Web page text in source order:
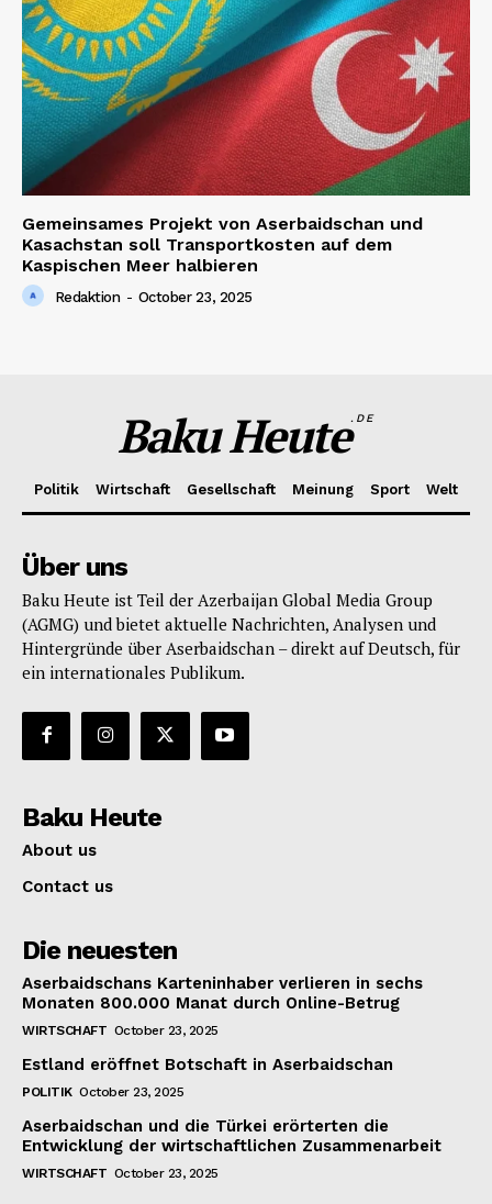
Gemeinsames Projekt von Aserbaidschan und
Kasachstan soll Transportkosten auf dem
Kaspischen Meer halbieren
Redaktion - October 23, 2025
Baku Heute.DE
Politik Wirtschaft Gesellschaft Meinung Sport Welt
Über uns
Baku Heute ist Teil der Azerbaijan Global Media Group
(AGMG) und bietet aktuelle Nachrichten, Analysen und
Hintergründe über Aserbaidschan – direkt auf Deutsch, für
ein internationales Publikum.
Baku Heute
About us
Contact us
Die neuesten
Aserbaidschans Karteninhaber verlieren in sechs
Monaten 800.000 Manat durch Online-Betrug
WIRTSCHAFT October 23, 2025
Estland eröffnet Botschaft in Aserbaidschan
POLITIK October 23, 2025
Aserbaidschan und die Türkei erörterten die
Entwicklung der wirtschaftlichen Zusammenarbeit
WIRTSCHAFT October 23, 2025